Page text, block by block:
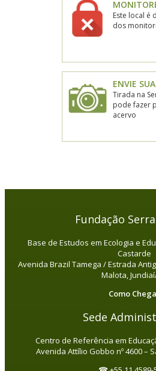
Este local é
dos
ENVIE
Tirada na
pode fazer
acervo
Fundação
Base de Estudos em Ecologia e
Castarde
Avenida Brazil Tamega / Estrada
Malota,
Como
Sede
Centro de Referência em
Avenida Attílio Gobbo nº 4600 –